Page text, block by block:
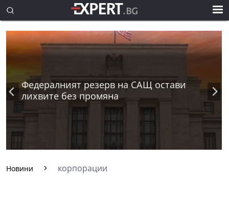
Федералният резерв на САЩ остави
лихвите без промяна
Новини корпорации